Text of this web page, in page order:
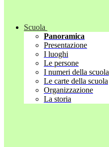
Scuola
Panoramica
Presentazione
I luoghi
Le persone
I numeri della scuola
Le carte della scuola
Organizzazione
La storia